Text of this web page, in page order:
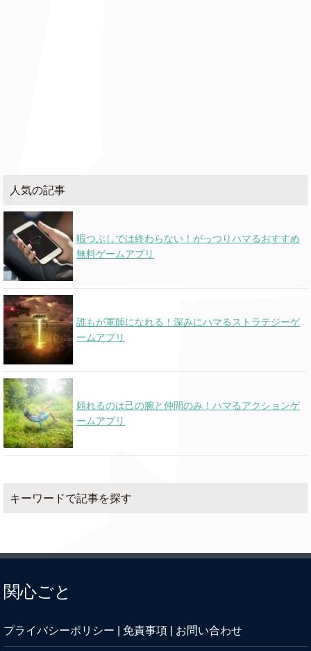
人気の記事
暇つぶしでは終わらない！がっつりハマるおすすめ
無料ゲームアプリ
誰もが軍師になれる！深みにハマるストラテジーゲ
ームアプリ
頼れるのは己の腕と仲間のみ！ハマるアクションゲ
ームアプリ
キーワードで記事を探す
関心ごと
プライバシーポリシー 免責事項 お問い合わせ